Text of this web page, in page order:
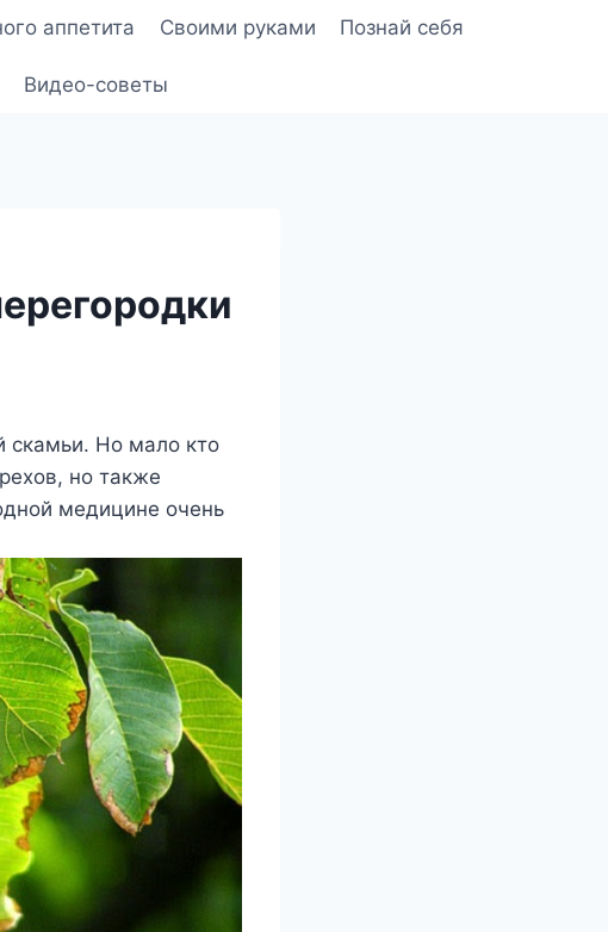
аппетита Своими руками Познай себя
Видео-советы
скамьи. Но мало кто
но также
медицине очень